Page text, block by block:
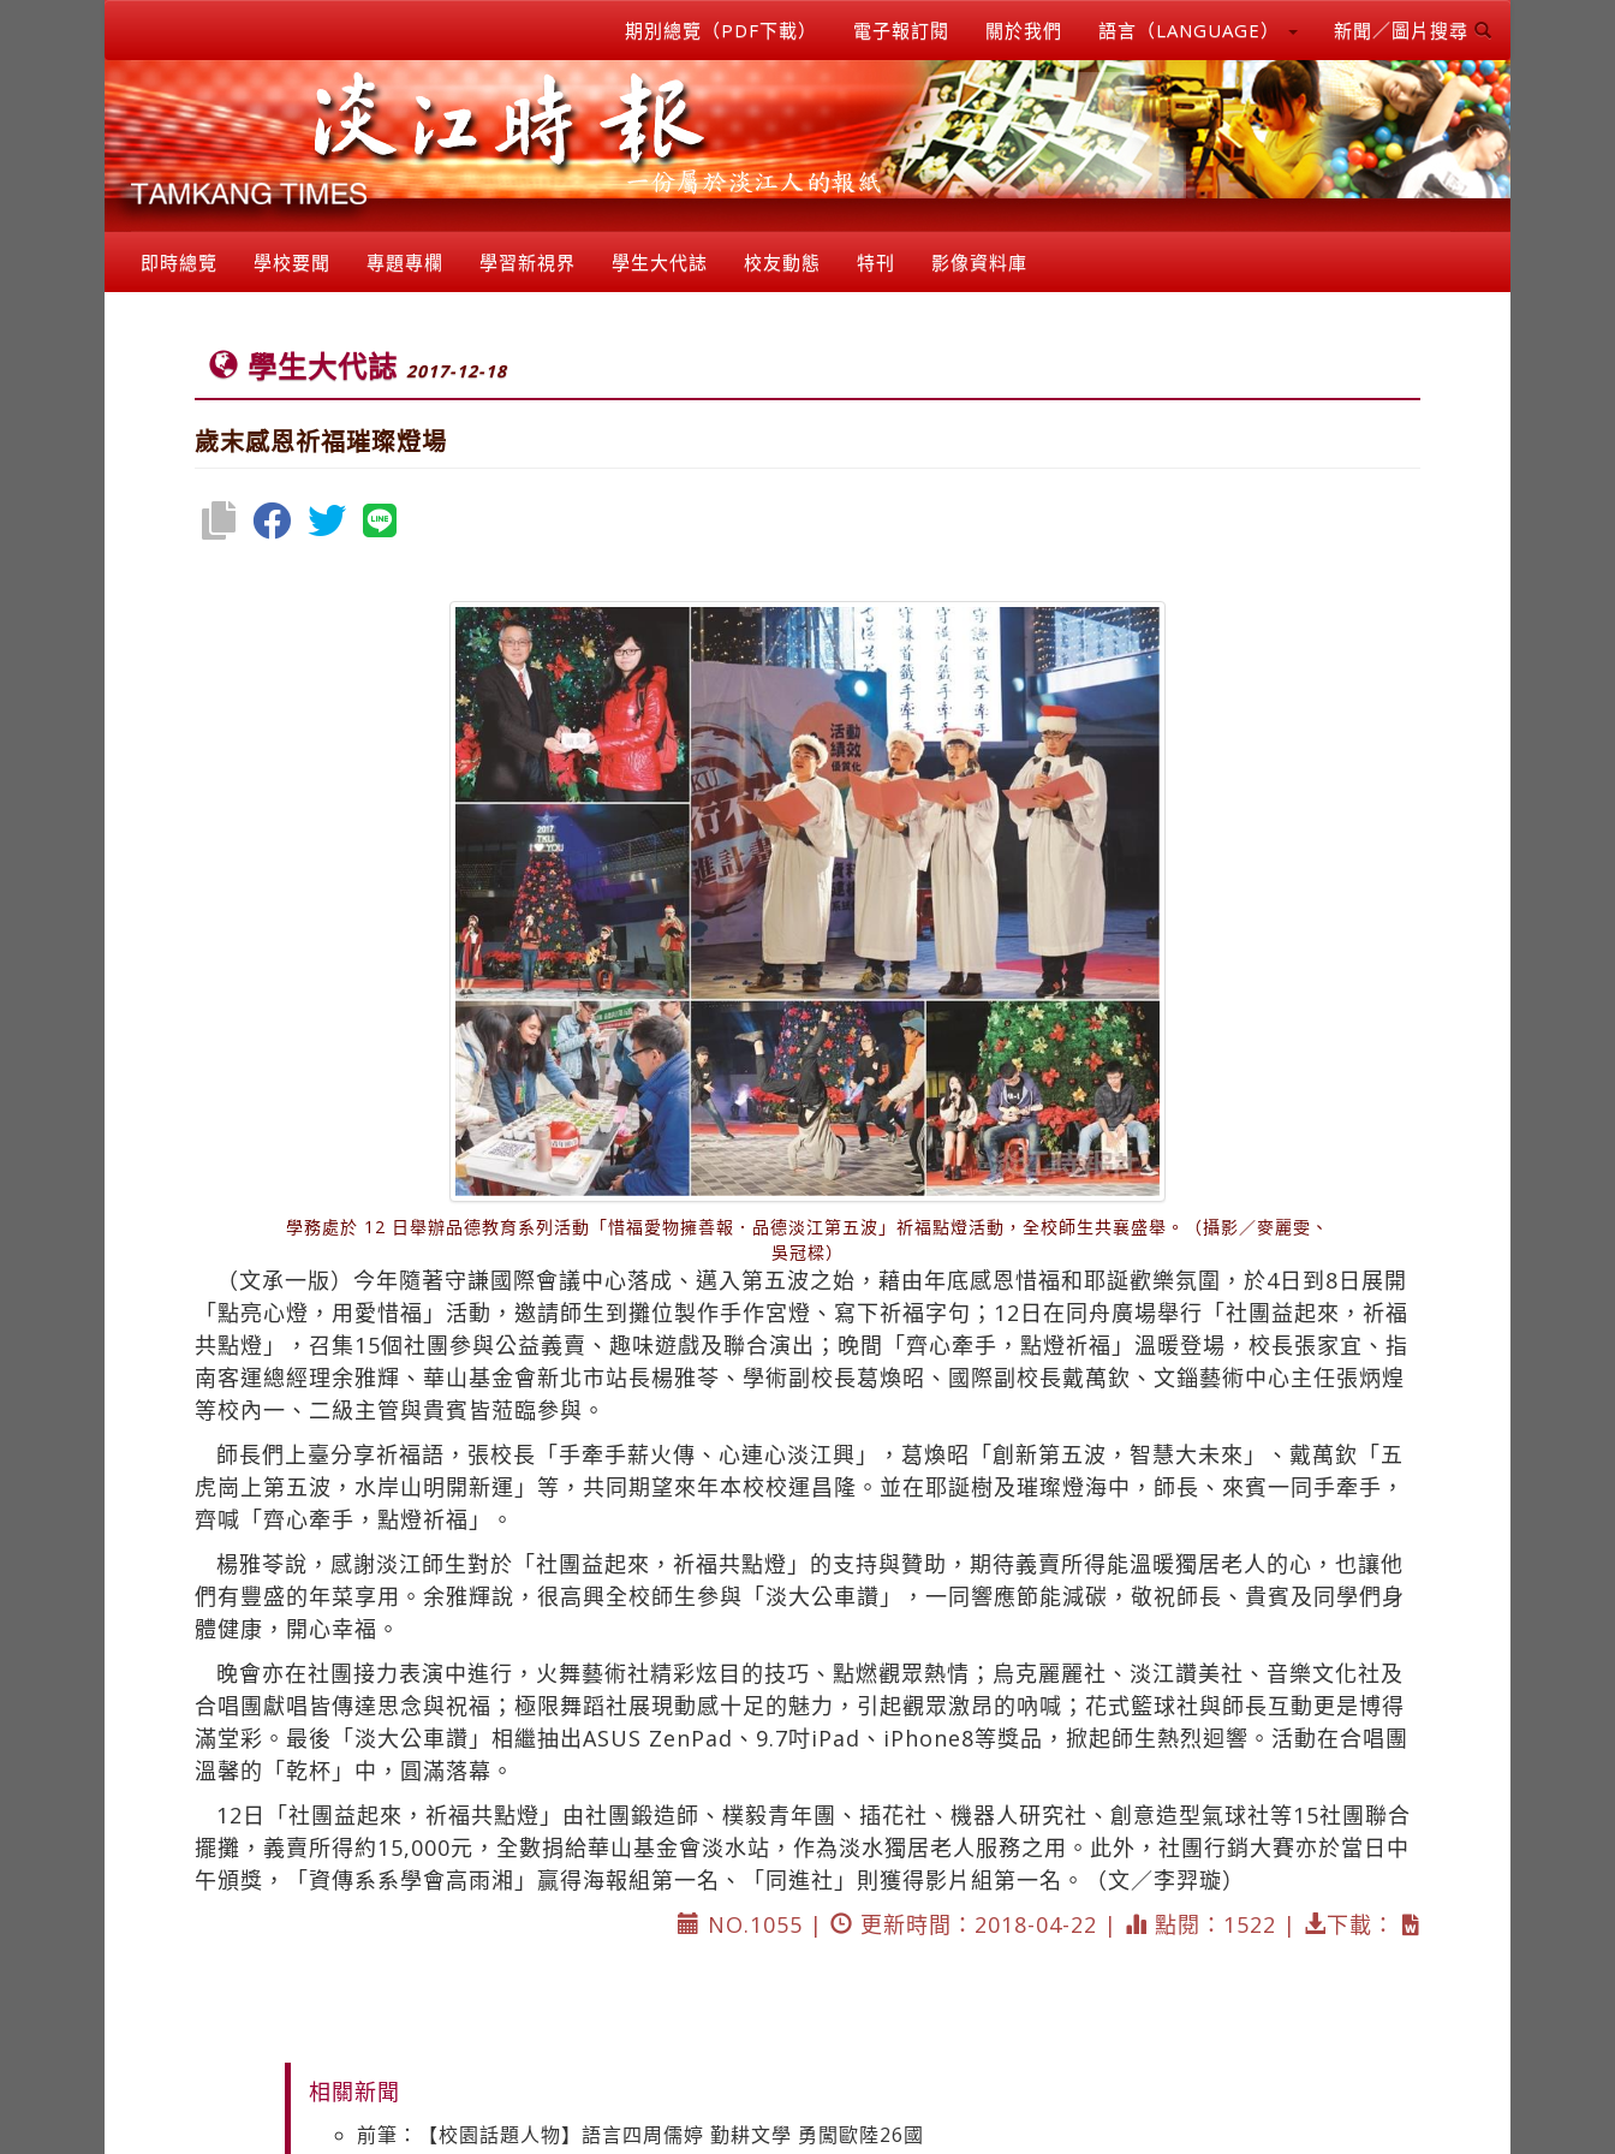
期別總覽（PDF下載） 電子報訂閱 關於我們 語言（LANGUAGE） 新聞／圖片搜尋
即時總覽 學校要聞 專題專欄 學習新視界 學生大代誌 校友動態 特刊 影像資料庫
學生大代誌 2017-12-18
歲末感恩祈福璀璨燈場
學務處於 12 日舉辦品德教育系列活動「惜福愛物擁善報．品德淡江第五波」祈福點燈活動，全校師生共襄盛舉。（攝影／麥麗雯、
吳冠樑）
（文承一版）今年隨著守謙國際會議中心落成、邁入第五波之始，藉由年底感恩惜福和耶誕歡樂氛圍，於4日到8日展開
「點亮心燈，用愛惜福」活動，邀請師生到攤位製作手作宮燈、寫下祈福字句；12日在同舟廣場舉行「社團益起來，祈福
共點燈」，召集15個社團參與公益義賣、趣味遊戲及聯合演出；晚間「齊心牽手，點燈祈福」溫暖登場，校長張家宜、指
南客運總經理余雅輝、華山基金會新北市站長楊雅苓、學術副校長葛煥昭、國際副校長戴萬欽、文錙藝術中心主任張炳煌
等校內一、二級主管與貴賓皆蒞臨參與。
師長們上臺分享祈福語，張校長「手牽手薪火傳、心連心淡江興」，葛煥昭「創新第五波，智慧大未來」、戴萬欽「五
虎崗上第五波，水岸山明開新運」等，共同期望來年本校校運昌隆。並在耶誕樹及璀璨燈海中，師長、來賓一同手牽手，
齊喊「齊心牽手，點燈祈福」。
楊雅苓說，感謝淡江師生對於「社團益起來，祈福共點燈」的支持與贊助，期待義賣所得能溫暖獨居老人的心，也讓他
們有豐盛的年菜享用。余雅輝說，很高興全校師生參與「淡大公車讚」，一同響應節能減碳，敬祝師長、貴賓及同學們身
體健康，開心幸福。
晚會亦在社團接力表演中進行，火舞藝術社精彩炫目的技巧、點燃觀眾熱情；烏克麗麗社、淡江讚美社、音樂文化社及
合唱團獻唱皆傳達思念與祝福；極限舞蹈社展現動感十足的魅力，引起觀眾激昂的吶喊；花式籃球社與師長互動更是博得
滿堂彩。最後「淡大公車讚」相繼抽出ASUS ZenPad、9.7吋iPad、iPhone8等獎品，掀起師生熱烈迴響。活動在合唱團
溫馨的「乾杯」中，圓滿落幕。
12日「社團益起來，祈福共點燈」由社團鍛造師、樸毅青年團、插花社、機器人研究社、創意造型氣球社等15社團聯合
擺攤，義賣所得約15,000元，全數捐給華山基金會淡水站，作為淡水獨居老人服務之用。此外，社團行銷大賽亦於當日中
午頒獎，「資傳系系學會高雨湘」贏得海報組第一名、「同進社」則獲得影片組第一名。（文／李羿璇）
NO.1055 |
更新時間：2018-04-22 | 點閱：1522 | 下載：
相關新聞
前筆：【校園話題人物】語言四周儒婷 勤耕文學 勇闖歐陸26國